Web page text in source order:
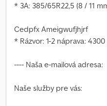
* 3A: 385/65R22,5 (8 / 11
Cedpfx Ameigwufjhjrf
* Rázvor: 1-2 náprava:
---- Naša e-mailová adresa:
Naše služby pre vás: